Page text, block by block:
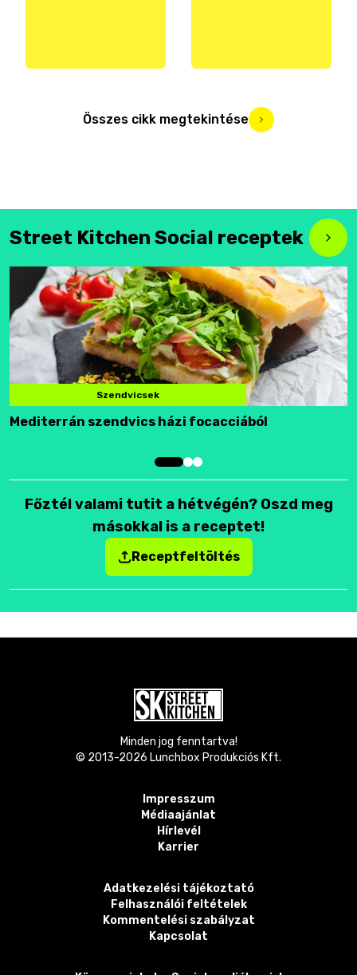
Összes cikk megtekintése
Street Kitchen Social receptek
Szendvicsek
Mediterrán szendvics házi focacciából
Főztél valami tutit a hétvégén? Oszd meg
másokkal is a receptet!
Receptfeltöltés
Minden jog fenntartva!
© 2013-2026 Lunchbox Produkciós Kft.
Impresszum
Médiaajánlat
Hírlevél
Karrier
Adatkezelési tájékoztató
Felhasználói feltételek
Kommentelési szabályzat
Kapcsolat